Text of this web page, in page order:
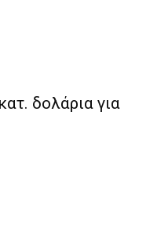
δολάρια για